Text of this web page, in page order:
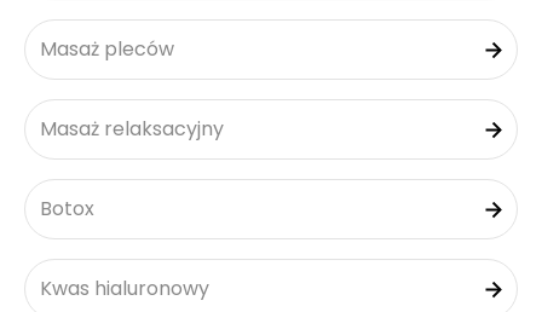
Masaż pleców
Masaż relaksacyjny
Botox
Kwas hialuronowy